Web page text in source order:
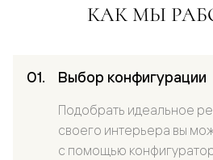
КАК МЫ
Выбор конфигурации
Подобрать идеальное
своего интерьера вы
с помощью